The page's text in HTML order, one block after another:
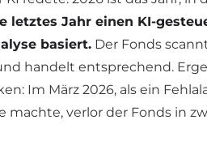
letztes Jahr einen KI-
basiert. Der Fonds
handelt entsprechend.
Im März 2026, als ein
verlor der Fonds in